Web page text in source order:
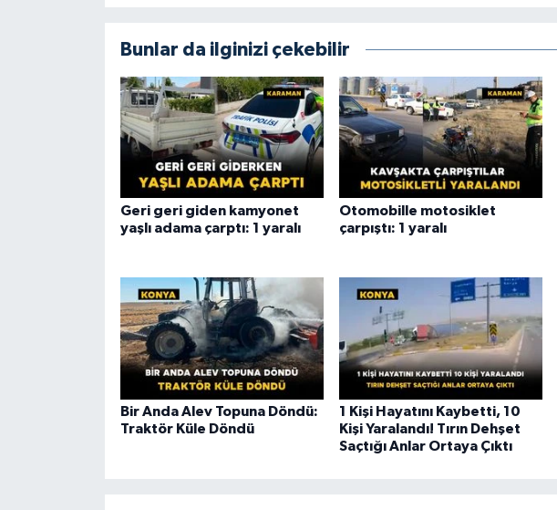
Bunlar da ilginizi çekebilir
Geri geri giden kamyonet
yaşlı adama çarptı: 1 yaralı
Otomobille motosiklet
çarpıştı: 1 yaralı
Bir Anda Alev Topuna Döndü:
Traktör Küle Döndü
1 Kişi Hayatını Kaybetti, 10
Kişi Yaralandı! Tırın Dehşet
Saçtığı Anlar Ortaya Çıktı